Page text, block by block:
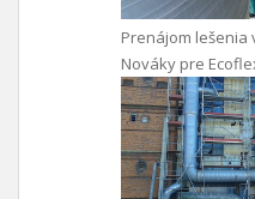
Prenájom lešenia
Nováky pre